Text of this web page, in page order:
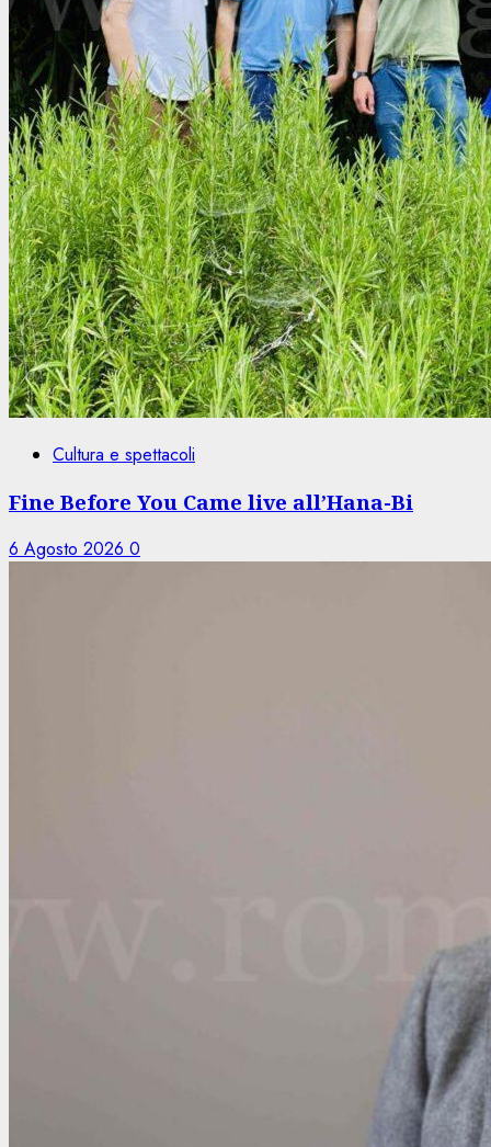
Cultura e spettacoli
Fine Before You Came live all’Hana-Bi
6 Agosto 2026 0